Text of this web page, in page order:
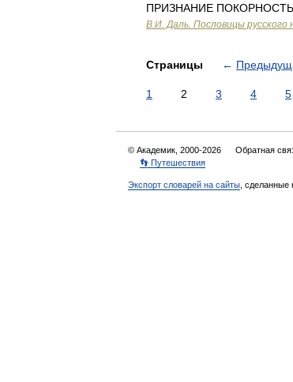
ПРИЗНАНИЕ ПОКОРНОСТЬ
В.И. Даль. Пословицы русского
Страницы ←
1 2 3 4 5
© Академик, 2000-2026 Обратная
👣 Путешествия
Экспорт словарей на сайты , сделанные